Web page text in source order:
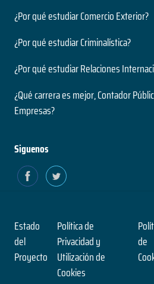
¿Por qué estudiar Comercio Exterior?
¿Por qué estudiar Criminalística?
¿Por qué estudiar Relaciones
¿Qué carrera es mejor, Contador
Empresas?
Siguenos
Estado
del
Proyecto
Política de
Privacidad y
Utilización de
Cookies
de